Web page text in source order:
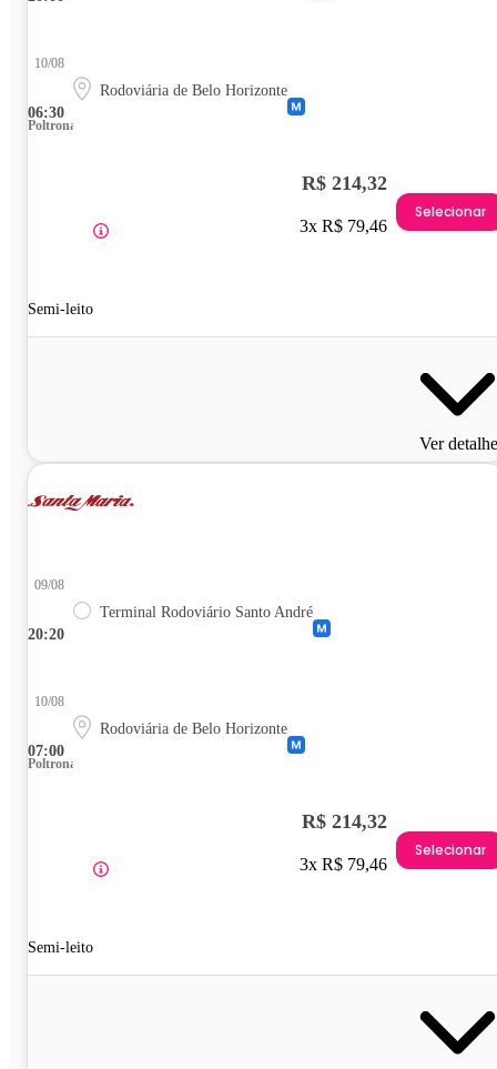
06:30
10/08
Rodoviária de Belo Horizonte
Poltrona
Semi-leito
R$ 214,32
3x R$ 79,46
Selecionar
Ver
20:20
09/08
Terminal Rodoviário Santo André
07:00
10/08
Rodoviária de Belo Horizonte
Poltrona
Semi-leito
R$ 214,32
3x R$ 79,46
Selecionar